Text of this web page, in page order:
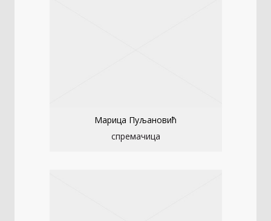
Марица Пуљановић
спремачица